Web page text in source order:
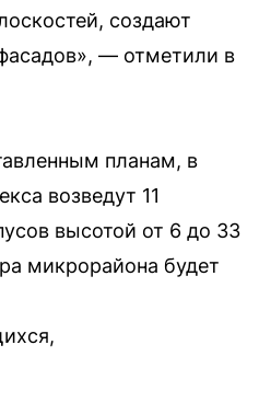
создают
— отметили в
планам, в
возведут 11
высотой от 6 до 33
микрорайона будет